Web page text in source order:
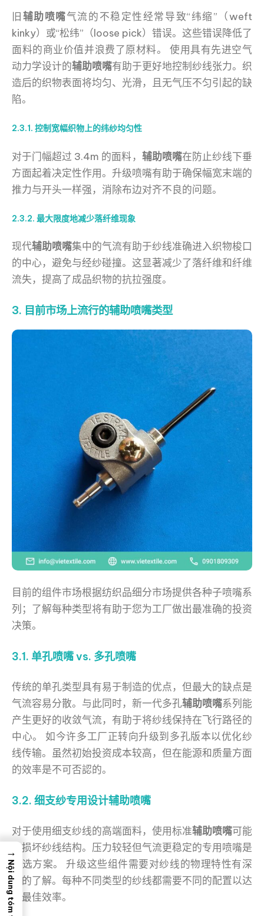
旧辅助喷嘴气流的不稳定性经常导致“纬缩”（weft
kinky）或“松纬”（loose pick）错误。这些错误降低了
面料的商业价值并浪费了原材料。 使用具有先进空气
动力学设计的辅助喷嘴有助于更好地控制纱线张力。织
造后的织物表面将均匀、光滑，且无气压不匀引起的缺
陷。
2.3.1. 控制宽幅织物上的纬纱均匀性
对于门幅超过 3.4m 的面料， 辅助喷嘴在防止纱线下垂
方面起着决定性作用。升级喷嘴有助于确保幅宽末端的
推力与开头一样强，消除布边对齐不良的问题。
2.3.2. 最大限度地减少落纤维现象
现代辅助喷嘴集中的气流有助于纱线准确进入织物梭口
的中心，避免与经纱碰撞。这显著减少了落纤维和纤维
流失，提高了成品织物的抗拉强度。
3. 目前市场上流行的辅助喷嘴类型
目前的组件市场根据纺织品细分市场提供各种子喷嘴系
列；了解每种类型将有助于您为工厂做出最准确的投资
决策。
3.1. 单孔喷嘴 vs. 多孔喷嘴
传统的单孔类型具有易于制造的优点，但最大的缺点是
气流容易分散。与此同时，新一代多孔辅助喷嘴系列能
产生更好的收敛气流，有助于将纱线保持在飞行路径的
中心。 如今许多工厂正转向升级到多孔版本以优化纱
线传输。虽然初始投资成本较高，但在能源和质量方面
的效率是不可否認的。
3.2. 细支纱专用设计辅助喷嘴
对于使用细支纱线的高端面料，使用标准辅助喷嘴可能
会损坏纱线结构。压力较轻但气流更稳定的专用喷嘴是
必选方案。 升级这些组件需要对纱线的物理特性有深
入的了解。每种不同类型的纱线都需要不同的配置以达
到最佳效率。
→
Nội dung tóm tắt